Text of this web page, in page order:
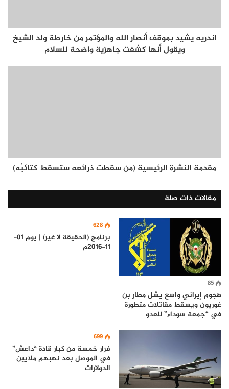
اندريه يشيد بموقف أنصار الله والمؤتمر من خارطة ولد الشيخ
ويقول أنها كشفت جاهزية واضحة للسلام
مقدمة النشرة الرئيسية (من سقطت ذرائعه ستسقط كتائبُه)
مقالات ذات صلة
85
هجوم إيراني واسع يشل مطار بن
غوريون ويسقط مقاتلات متطورة
في “جمعة سوداء” للعدو
628
برنامج (الحقيقة لا غير) | يوم 01-
11-2016م
699
فرار خمسة من كبار قادة “داعش”
في الموصل بعد نهبهم ملايين
الدولارات